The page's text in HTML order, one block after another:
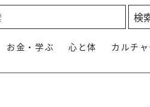
お金・学ぶ 心と体 カルチャ